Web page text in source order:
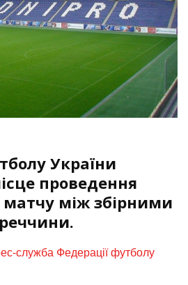
України
проведення
матчу між збірними
служба Федерації футболу